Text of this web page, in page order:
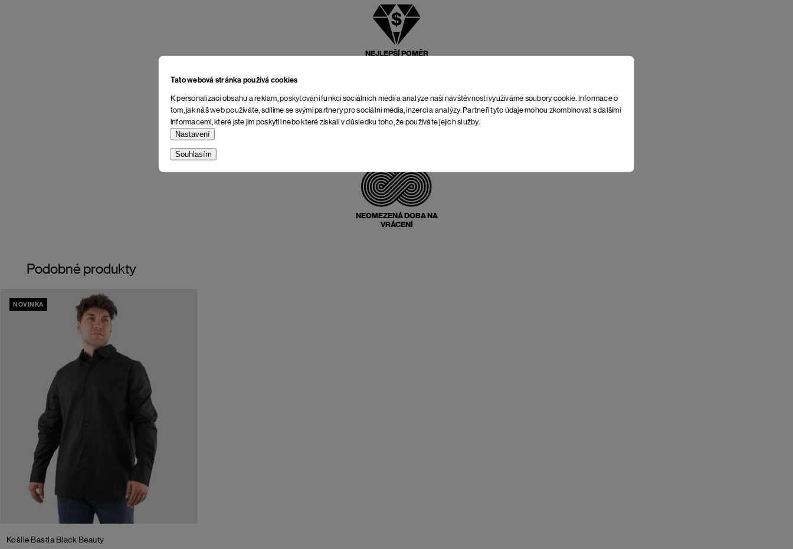
Tato webová stránka používá cookies
K personalizaci obsahu a reklam, poskytování funkcí sociálních médií a analýze naší návštěvnosti využíváme soubory cookie. Informace o
tom, jak náš web používáte, sdílíme se svými partnery pro sociální média, inzerci a analýzy. Partneři tyto údaje mohou zkombinovat s dalšími
informacemi, které jste jim poskytli nebo které získali v důsledku toho, že používáte jejich služby.
Nastavení
Souhlasím
NEJLEPŠÍ POMĚR
NEOMEZENÁ DOBA NA
VRÁCENÍ
Podobné produkty
NOVINKA
Košile Bastia Black Beauty